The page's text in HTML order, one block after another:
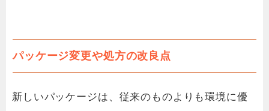
パッケージ変更や処方の改良点
新しいパッケージは、従来のものよりも環境に優